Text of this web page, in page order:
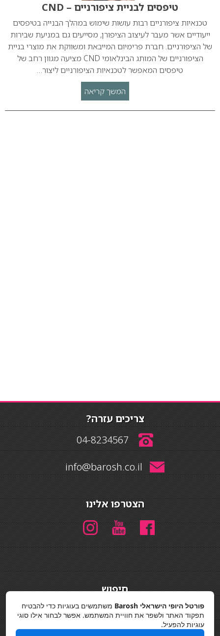
טיפסים לבניית ציפורניים – CND
טכנאיות ציפורניים רבות עושות שימוש במהלך הבנייה בטיפסים
ייעודיים אשר מעבר לעיצוב הציפורן, מסייעים גם במניעת שבירות
של הציפורניים. חברת פרימיום המייבאת ומשווקת את מוצרי בניית
הציפורניים של המותג הבינלאומי CND מציעה מגוון רחב של
טיפסים המאפשר לטכנאיות הציפורניים ליצור…
המשך קריאה
צריכים עזרה?
04-8234567
info@barosh.co.il
הצטרפו אלינו
חיפוש
מדיניות פרטיות
פורטל היופי הישראלי Barosh
משתמשים בעוגיות כדי להבטיח
תפקוד האתר ולשפר את חוויית המשתמש. אפשר לבחור אילו סוגי
עוגיות להפעיל.